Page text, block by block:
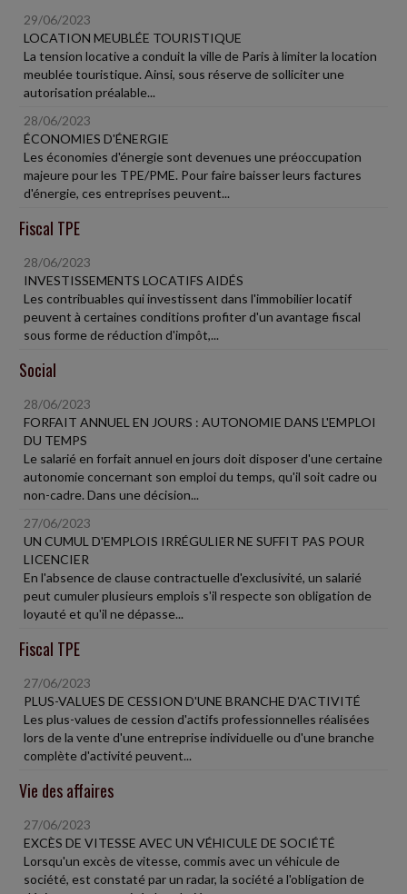
29/06/2023
LOCATION MEUBLÉE TOURISTIQUE
La tension locative a conduit la ville de Paris à limiter la location
meublée touristique. Ainsi, sous réserve de solliciter une
autorisation préalable...
28/06/2023
ÉCONOMIES D'ÉNERGIE
Les économies d'énergie sont devenues une préoccupation
majeure pour les TPE/PME. Pour faire baisser leurs factures
d'énergie, ces entreprises peuvent...
Fiscal TPE
28/06/2023
INVESTISSEMENTS LOCATIFS AIDÉS
Les contribuables qui investissent dans l'immobilier locatif
peuvent à certaines conditions profiter d'un avantage fiscal
sous forme de réduction d'impôt,...
Social
28/06/2023
FORFAIT ANNUEL EN JOURS : AUTONOMIE DANS L'EMPLOI
DU TEMPS
Le salarié en forfait annuel en jours doit disposer d'une certaine
autonomie concernant son emploi du temps, qu'il soit cadre ou
non-cadre. Dans une décision...
27/06/2023
UN CUMUL D'EMPLOIS IRRÉGULIER NE SUFFIT PAS POUR
LICENCIER
En l'absence de clause contractuelle d'exclusivité, un salarié
peut cumuler plusieurs emplois s'il respecte son obligation de
loyauté et qu'il ne dépasse...
Fiscal TPE
27/06/2023
PLUS-VALUES DE CESSION D'UNE BRANCHE D'ACTIVITÉ
Les plus-values de cession d'actifs professionnelles réalisées
lors de la vente d'une entreprise individuelle ou d'une branche
complète d'activité peuvent...
Vie des affaires
27/06/2023
EXCÈS DE VITESSE AVEC UN VÉHICULE DE SOCIÉTÉ
Lorsqu'un excès de vitesse, commis avec un véhicule de
société, est constaté par un radar, la société a l'obligation de